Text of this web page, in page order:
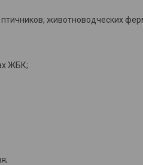
животноводческих
ЖБК;